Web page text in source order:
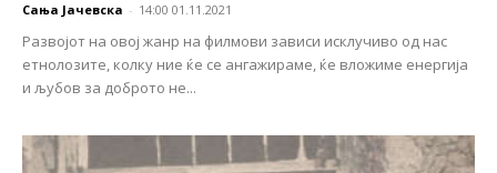
Сања Јачевска - 14:00 01.11.2021
Развојот на овој жанр на филмови зависи исклучиво од нас
етнолозите, колку ние ќе се ангажираме, ќе вложиме енергија
и љубов за доброто не...